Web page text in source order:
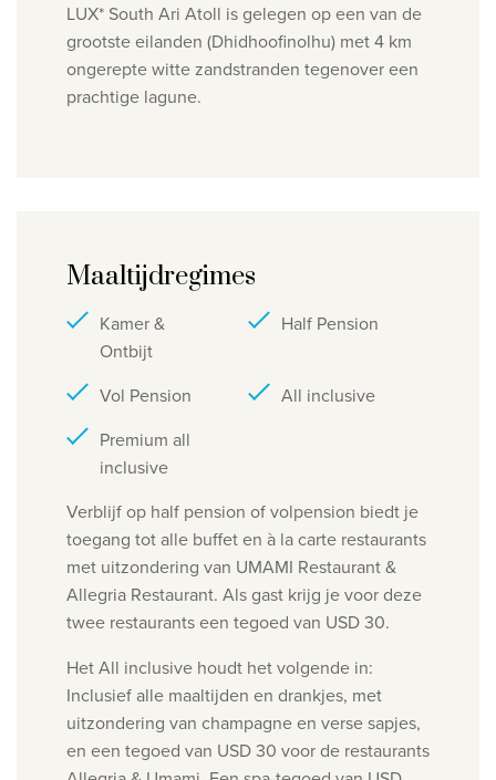
LUX* South Ari Atoll is gelegen op een van de
grootste eilanden (Dhidhoofinolhu) met 4 km
ongerepte witte zandstranden tegenover een
prachtige lagune.
Maaltijdregimes
Kamer &
Ontbijt
Half Pension
Vol Pension
All inclusive
Premium all
inclusive
Verblijf op half pension of volpension biedt je
toegang tot alle buffet en à la carte restaurants
met uitzondering van UMAMI Restaurant &
Allegria Restaurant. Als gast krijg je voor deze
twee restaurants een tegoed van USD 30.
Het All inclusive houdt het volgende in:
Inclusief alle maaltijden en drankjes, met
uitzondering van champagne en verse sapjes,
en een tegoed van USD 30 voor de restaurants